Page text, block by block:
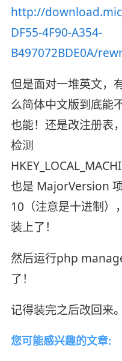
http://
DF55-4F90-A354-
B497072BDE0A/
但是面对一堆英文，
么简体中文版到底能
也能！还是改注册表
检测
也是 MajorVersion
10（注意是十进制）
装上了！
然后运行php
了！
记得装完之后改回来。
您可能感兴趣的文章: